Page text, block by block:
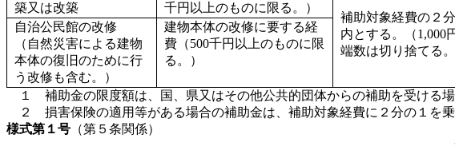
築又は改築
千円以上のものに限る。）
補助対象経費の２
内とする。（1,000
端数は切り捨てる。
自治公民館の改修
（自然災害による建物
本体の復旧のために行
う改修も含む。）
建物本体の改修に要する経
費（500千円以上のものに限
る。）
１ 補助金の限度額は、国、県又はその他公共的団体からの補助を受ける
２ 損害保険の適用等がある場合の補助金は、補助対象経費に２分の１を
様式第１号 （第５条関係）